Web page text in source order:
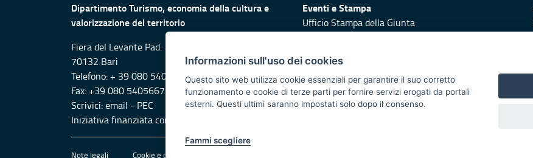
Dipartimento Turismo, economia della cultura e
valorizzazione del territorio
Fiera del Levante Pad. 107, Lungomare Starita -
70132 Bari
Telefono: + 39 080 5405615
Fax: +39 080 5405667
Scrivici:email - PEC
Eventi e Stampa
Ufficio Stampa della Giunta
Press Regione
Responsabili di pubblicazione
Iniziativa finanziata con risorse del POR Puglia 2014/2020 - Asse XI
Note legali Cookie e privacy
Informazioni sull'uso dei cookies
Questo sito web utilizza cookie essenziali per garantire il suo corretto
funzionamento e cookie di terze parti per fornire servizi erogati da portali
esterni. Questi ultimi saranno impostati solo dopo il consenso.
Fammi scegliere